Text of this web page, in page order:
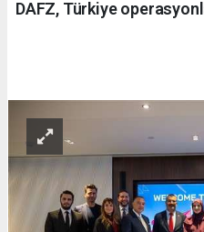
DAFZ, Türkiye